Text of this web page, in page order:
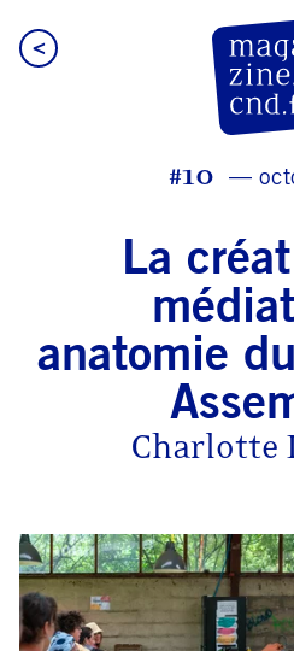
<
#10
La
anatomie
Charlotte